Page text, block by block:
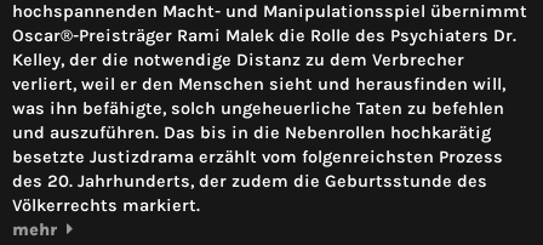
hochspannenden Macht- und Manipulationsspiel übernimmt
Oscar®-Preisträger Rami Malek die Rolle des Psychiaters Dr.
Kelley, der die notwendige Distanz zu dem Verbrecher
verliert, weil er den Menschen sieht und herausfinden will,
was ihn befähigte, solch ungeheuerliche Taten zu befehlen
und auszuführen. Das bis in die Nebenrollen hochkarätig
besetzte Justizdrama erzählt vom folgenreichsten Prozess
des 20. Jahrhunderts, der zudem die Geburtsstunde des
Völkerrechts markiert.
mehr